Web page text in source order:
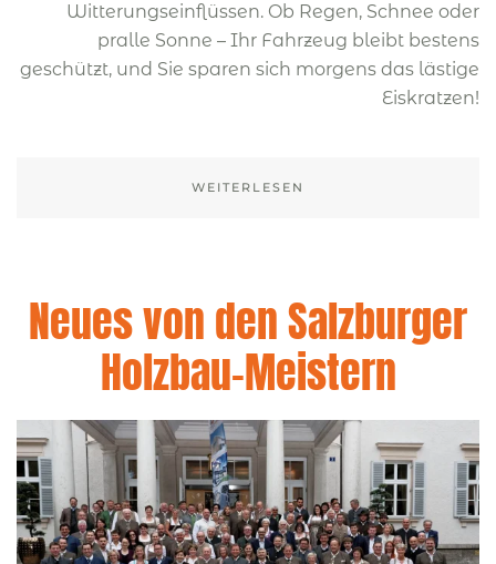
Witterungseinflüssen. Ob Regen, Schnee oder
pralle Sonne – Ihr Fahrzeug bleibt bestens
geschützt, und Sie sparen sich morgens das lästige
Eiskratzen!
WEITERLESEN
Neues von den Salzburger
Holzbau-Meistern